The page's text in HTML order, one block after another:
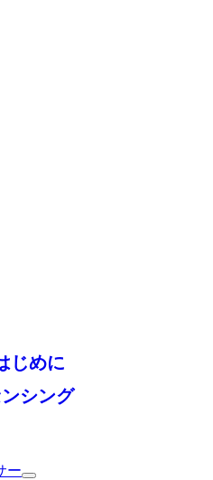
じめに
シング
ー